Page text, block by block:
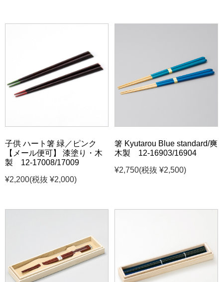
子供 ハート箸 緑／ピンク
【メール便可】 漆塗り・木
製 12-17008/17009
¥2,200(税抜 ¥2,000)
箸 Kyutarou Blue standard/爽
木製 12-16903/16904
¥2,750(税抜 ¥2,500)